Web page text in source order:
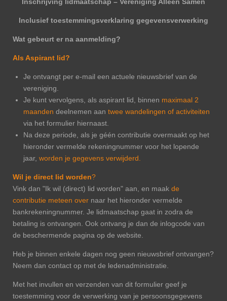
Inschrijving lidmaatschap – Vereniging Alleen Samen
Inclusief toestemmingsverklaring gegevensverwerking
Wat gebeurt er na aanmelding?
Als Aspirant lid?
Je ontvangt per e-mail een actuele nieuwsbrief van de
vereniging.
Je kunt vervolgens, als aspirant lid, binnen maximaal 2
maanden deelnemen aan twee wandelingen of activiteiten
via het formulier hiernaast.
Na deze periode, als je géén contributie overmaakt op het
hieronder vermelde rekeningnummer voor het lopende
jaar, worden je gegevens verwijderd.
Wil je direct lid worden?
Vink dan "Ik wil (direct) lid worden" aan, en maak de
contributie meteen over naar het hieronder vermelde
bankrekeningnummer. Je lidmaatschap gaat in zodra de
betaling is ontvangen. Ook ontvang je dan de inlogcode van
de beschermende pagina op de website.
Heb je binnen enkele dagen nog geen nieuwsbrief ontvangen?
Neem dan contact op met de ledenadministratie.
Met het invullen en verzenden van dit formulier geef je
toestemming voor de verwerking van je persoonsgegevens